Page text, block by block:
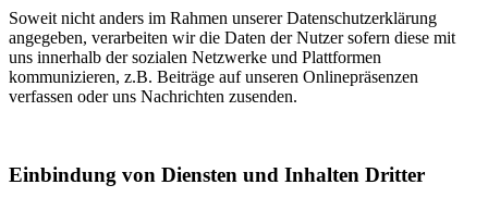
Soweit nicht anders im Rahmen unserer Datenschutzerklärung
angegeben, verarbeiten wir die Daten der Nutzer sofern diese mit
uns innerhalb der sozialen Netzwerke und Plattformen
kommunizieren, z.B. Beiträge auf unseren Onlinepräsenzen
verfassen oder uns Nachrichten zusenden.
Einbindung von Diensten und Inhalten Dritter